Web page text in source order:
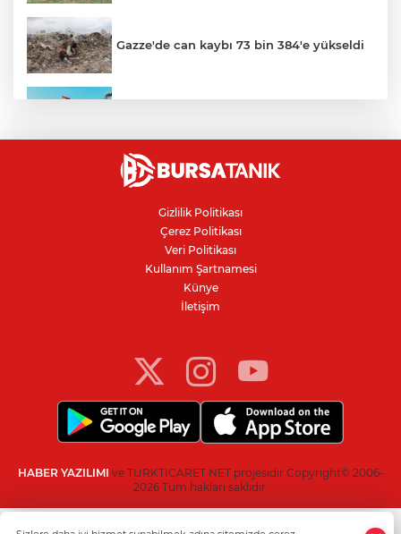
Gazze'de can kaybı 73 bin 384'e yükseldi
İnegöllü girişimciden bağış
dolandırıcılığına karşı dijital çözüm
Bursa'da parkta sıra dışı buluşma: Tilki,
kedi ve kirpi aynı karede
YENİ Parti Manisa İl Başkanı İlksen
Gizlilik Politikası
Çerez Politikası
Veri Politikası
Kullanım Şartnamesi
Künye
İletişim
HABER YAZILIMI ve TURKTICARET.NET projesidir Copyright© 2006-
2026 Tüm hakları saklıdır.